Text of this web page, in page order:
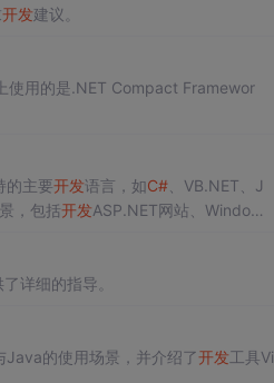
开发建议。
使用的是.NET Compact Framewor
的主要开发语言，如C#、VB.NET、J
，包括开发ASP.NET网站、Windows
详细的指导。
Java的使用场景，并介绍了开发工具Vi